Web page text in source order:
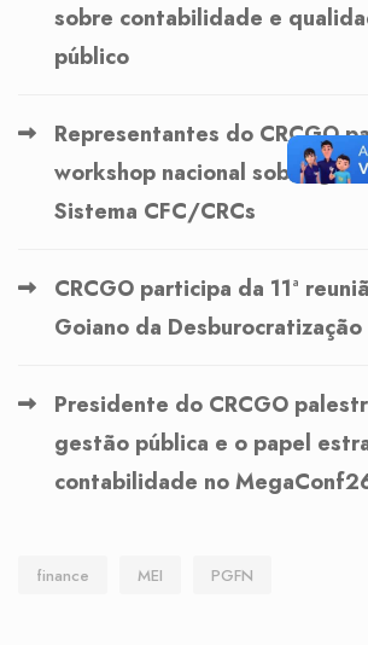
sobre contabilidade e
público
Representantes do CRCGO
workshop nacional sobre
Sistema CFC/CRCs
CRCGO participa da 11ª
Goiano da Desburocratização
Presidente do CRCGO
gestão pública e o papel
contabilidade no
finance MEI PGFN